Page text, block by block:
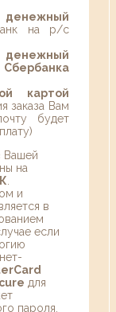
денежный
на р/с
денежный
Сбербанка
картой
заказа Вам
будет
Вашей
на
и
в
если
для
пароля.